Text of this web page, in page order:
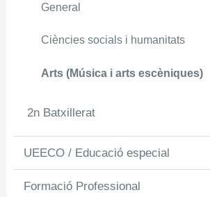
General
Ciències socials i humanitats
Arts (Música i arts escèniques)
2n Batxillerat
UEECO / Educació especial
Formació Professional